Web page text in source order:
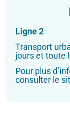
Ligne 2
Transport
jours et toute
Pour plus
consulter le